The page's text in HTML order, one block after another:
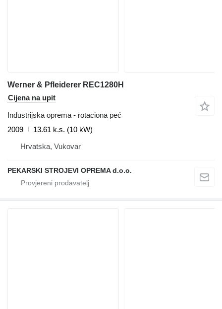
Werner & Pfleiderer REC1280H
Cijena na upit
Industrijska oprema - rotaciona peć
2009
13.61 k.s. (10 kW)
Hrvatska, Vukovar
PEKARSKI STROJEVI OPREMA d.o.o.